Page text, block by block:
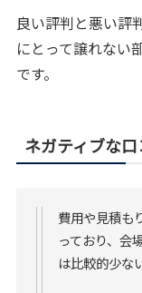
良い評判と悪い評
にとって譲れない
です。
ネガティブな
費用や見積も
っており、会
は比較的少な